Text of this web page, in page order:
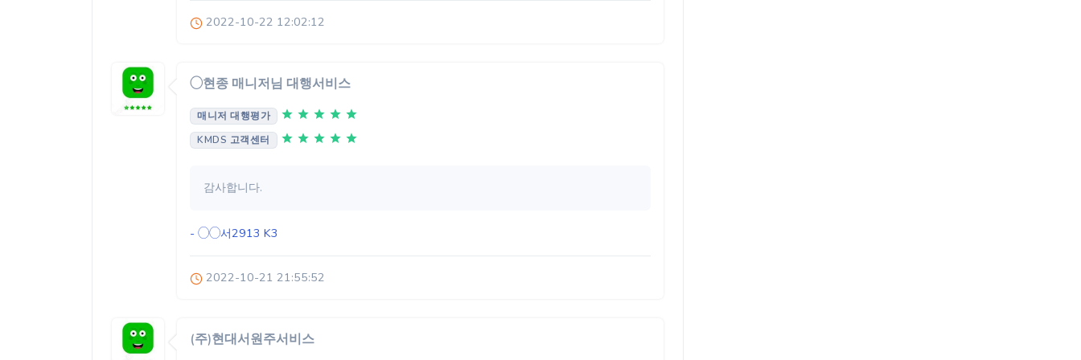
2022-10-22 12:02:12
◯현종 매니저님 대행서비스
매니저 대행평가
KMDS 고객센터
감사합니다.
- ◯◯서2913 K3
2022-10-21 21:55:52
(주)현대서원주서비스